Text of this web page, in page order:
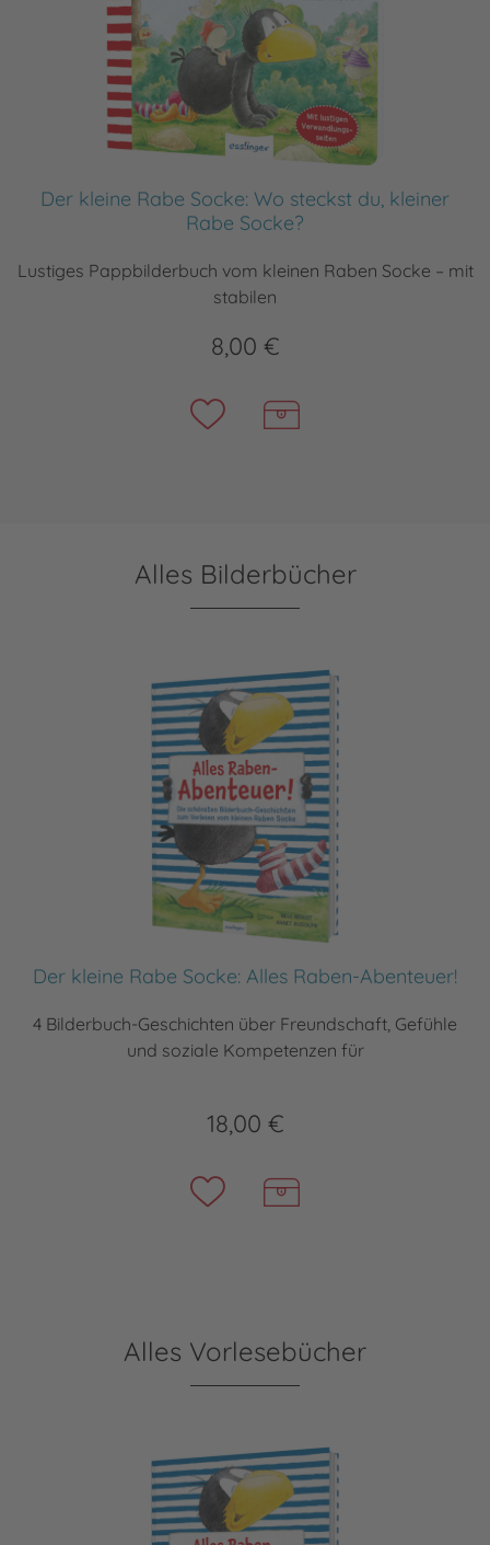
Der kleine Rabe Socke: Wo steckst du, kleiner
Rabe Socke?
Lustiges Pappbilderbuch vom kleinen Raben Socke – mit
stabilen
8,00 €
Alles Bilderbücher
Der kleine Rabe Socke: Alles Raben-Abenteuer!
4 Bilderbuch-Geschichten über Freundschaft, Gefühle
und soziale Kompetenzen für
18,00 €
Alles Vorlesebücher